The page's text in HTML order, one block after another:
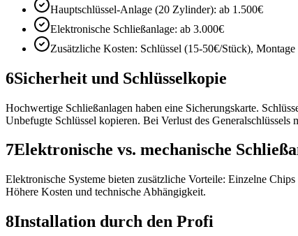
Hauptschlüssel-Anlage (20 Zylinder): ab 1.500€
Elektronische Schließanlage: ab 3.000€
Zusätzliche Kosten: Schlüssel (15-50€/Stück), Montage
6Sicherheit und Schlüsselkopie
Hochwertige Schließanlagen haben eine Sicherungskarte.
Unbefugte Schlüssel kopieren. Bei Verlust des Generalschlüssels
7Elektronische vs. mechanische
Elektronische Systeme bieten zusätzliche Vorteile: Einzelne
Höhere Kosten und technische Abhängigkeit.
8Installation durch den Profi